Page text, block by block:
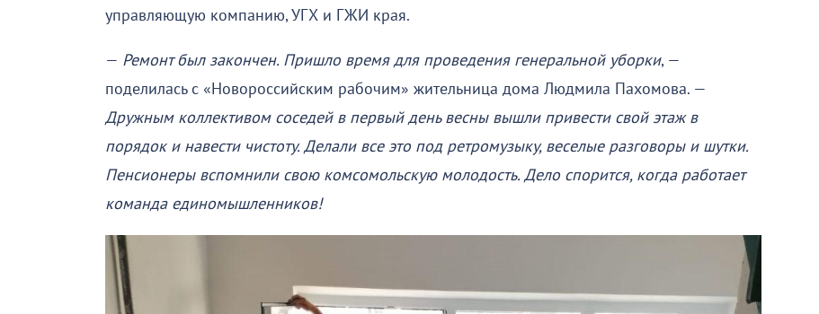
управляющую компанию, УГХ и ГЖИ края.
— Ремонт был закончен. Пришло время для проведения генеральной уборки, —
поделилась с «Новороссийским рабочим» жительница дома Людмила Пахомова. —
Дружным коллективом соседей в первый день весны вышли привести свой этаж в
порядок и навести чистоту. Делали все это под ретромузыку, веселые разговоры и шутки.
Пенсионеры вспомнили свою комсомольскую молодость. Дело спорится, когда работает
команда единомышленников!